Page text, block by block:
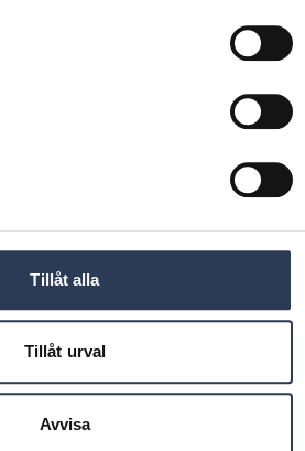
Tillåt alla
Tillåt urval
Avvisa